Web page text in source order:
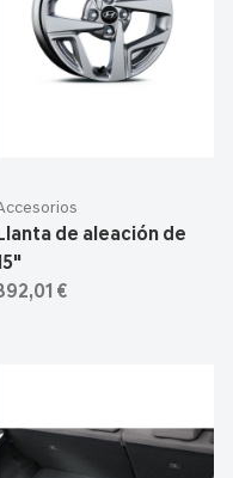
Llanta de aleación de
€